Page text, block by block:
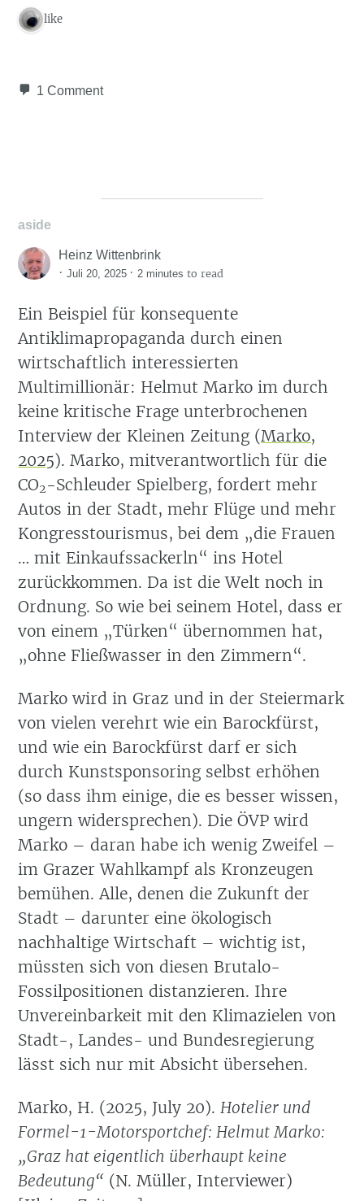
1 like
1 Comment
aside
Heinz Wittenbrink
·Juli 20, 2025 · 2 minutes to read
Ein Beispiel für konsequente
Antiklimapropaganda durch einen
wirtschaftlich interessierten
Multimillionär: Helmut Marko im durch
keine kritische Frage unterbrochenen
Interview der Kleinen Zeitung (Marko,
2025). Marko, mitverantwortlich für die
CO2-Schleuder Spielberg, fordert mehr
Autos in der Stadt, mehr Flüge und mehr
Kongresstourismus, bei dem „die Frauen
… mit Einkaufssackerln“ ins Hotel
zurückkommen. Da ist die Welt noch in
Ordnung. So wie bei seinem Hotel, dass er
von einem „Türken“ übernommen hat,
„ohne Fließwasser in den Zimmern“.
Marko wird in Graz und in der Steiermark
von vielen verehrt wie ein Barockfürst,
und wie ein Barockfürst darf er sich
durch Kunstsponsoring selbst erhöhen
(so dass ihm einige, die es besser wissen,
ungern widersprechen). Die ÖVP wird
Marko – daran habe ich wenig Zweifel –
im Grazer Wahlkampf als Kronzeugen
bemühen. Alle, denen die Zukunft der
Stadt – darunter eine ökologisch
nachhaltige Wirtschaft – wichtig ist,
müssten sich von diesen Brutalo-
Fossilpositionen distanzieren. Ihre
Unvereinbarkeit mit den Klimazielen von
Stadt-, Landes- und Bundesregierung
lässt sich nur mit Absicht übersehen.
Marko, H. (2025, July 20).Hotelier und
Formel-1-Motorsportchef: Helmut Marko:
„Graz hat eigentlich überhaupt keine
Bedeutung“ (N. Müller, Interviewer)